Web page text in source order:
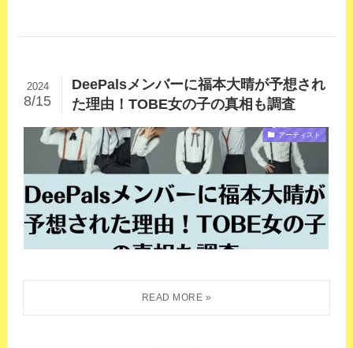
DeePalsメンバーに福本大晴が予想され
た理由！TOBE女の子の真相も調査
2024
8/15
アーティスト